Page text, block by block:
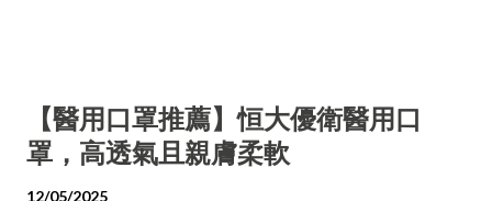
【醫用口罩推薦】恒大優衛醫用口
罩，高透氣且親膚柔軟
12/05/2025